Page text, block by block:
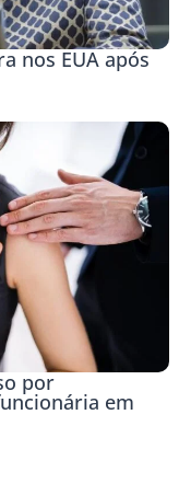
nos EUA após
por
em